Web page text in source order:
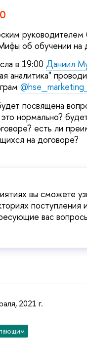
руководителем
об обучении на
в 19:00 Даниил
аналитика"
посвящена
нормально?
есть ли
на договоре?
вы сможете
вас
2021 г.